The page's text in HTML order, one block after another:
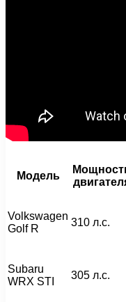
Модель
Volkswagen
Golf R
310 л.с.
Subaru
WRX STI
305 л.с.